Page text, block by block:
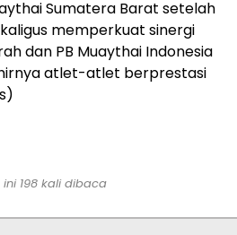
Sumatera Barat setelah
memperkuat sinergi
dan PB Muaythai Indonesia
atlet-atlet berprestasi
198 kali dibaca